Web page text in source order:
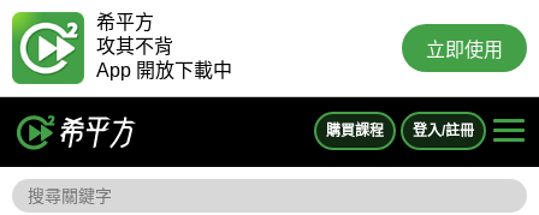
希平方
攻其不背
App 開放下載中
立即使用
購買課程 登入/註冊